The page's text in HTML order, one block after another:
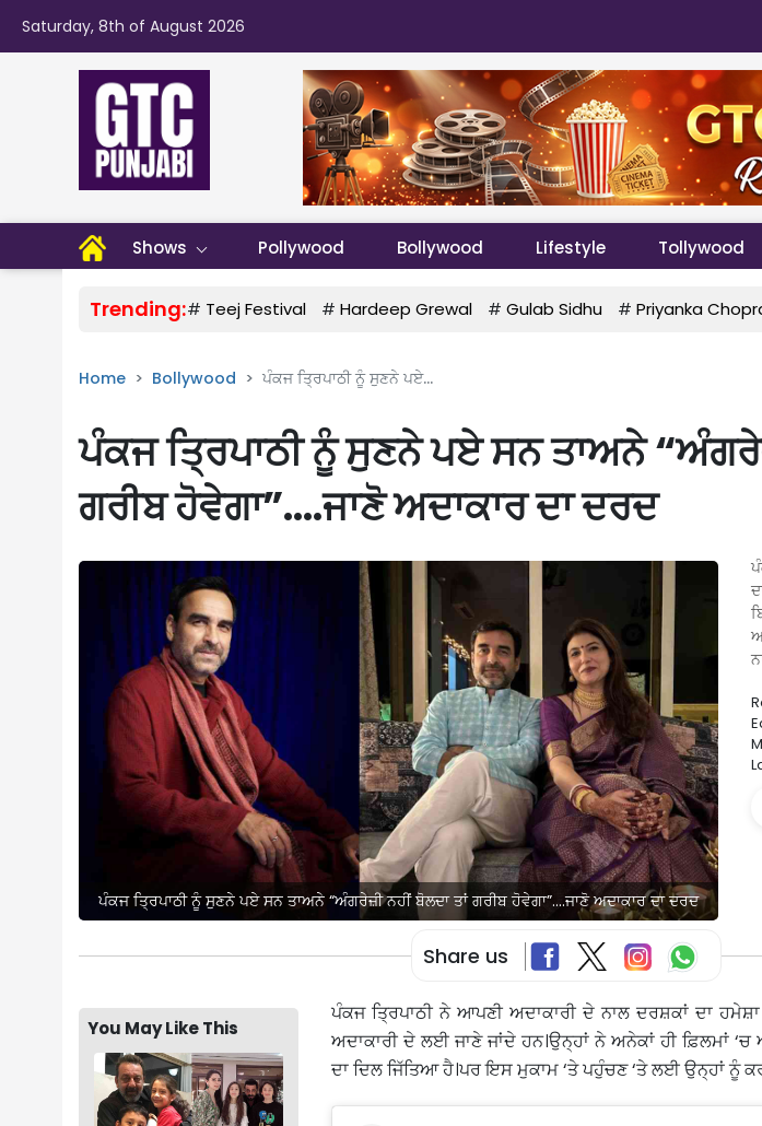
Saturday, 8th of August 2026
Shows Pollywood Bollywood Lifestyle Tollywood
Trending:# Teej Festival # Hardeep Grewal # Gulab Sidhu # Priyanka
Home Bollywood ਪੰਕਜ ਤ੍ਰਿਪਾਠੀ ਨੂੰ ਸੁਣਨੇ ਪਏ...
ਪੰਕਜ ਤ੍ਰਿਪਾਠੀ ਨੂੰ ਸੁਣਨੇ ਪਏ ਸਨ ਤਾਅਨੇ
ਗਰੀਬ ਹੋਵੇਗਾ”….ਜਾਣੋ ਅਦਾਕਾਰ ਦਾ ਦਰਦ
ਪੰਕਜ ਤ੍ਰਿਪਾਠੀ ਨੂੰ ਸੁਣਨੇ ਪਏ ਸਨ ਤਾਅਨੇ “ਅੰਗਰੇਜ਼ੀ ਨਹੀਂ ਬੋਲਦਾ ਤਾਂ ਗਰੀਬ ਹੋਵੇਗਾ”….ਜਾਣੋ ਅਦਾਕਾਰ ਦਾ ਦਰਦ
Share us
You May Like This
ਪੰਕਜ ਤ੍ਰਿਪਾਠੀ ਨੇ ਆਪਣੀ ਅਦਾਕਾਰੀ ਦੇ ਨਾਲ ਦਰਸ਼ਕਾਂ ਦਾ
ਅਦਾਕਾਰੀ ਦੇ ਲਈ ਜਾਣੇ ਜਾਂਦੇ ਹਨ।ਉਨ੍ਹਾਂ ਨੇ ਅਨੇਕਾਂ ਹੀ ਫ਼ਿਲਮਾਂ
ਦਾ ਦਿਲ ਜਿੱਤਿਆ ਹੈ।ਪਰ ਇਸ ਮੁਕਾਮ ‘ਤੇ ਪਹੁੰਚਣ ‘ਤੇ ਲਈ ਉਨ੍ਹਾਂ ਨੂੰ